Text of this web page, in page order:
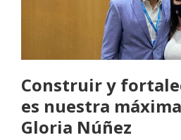
Construir y
es nuestra
Gloria Núñez